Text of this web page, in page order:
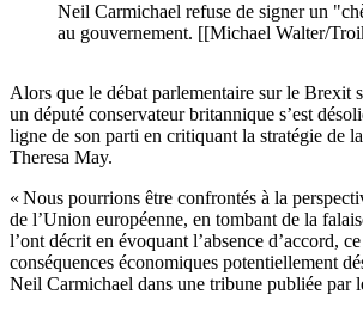
Neil Carmichael refuse de signer un
au gouvernement. [[Michael Walter/
Alors que le débat parlementaire sur le Brexit
un député conservateur britannique s’est
ligne de son parti en critiquant la stratégie de
Theresa May.
« Nous pourrions être confrontés à la
de l’Union européenne, en tombant de la
l’ont décrit en évoquant l’absence d’accord,
conséquences économiques potentiellement
Neil Carmichael dans une tribune publiée par